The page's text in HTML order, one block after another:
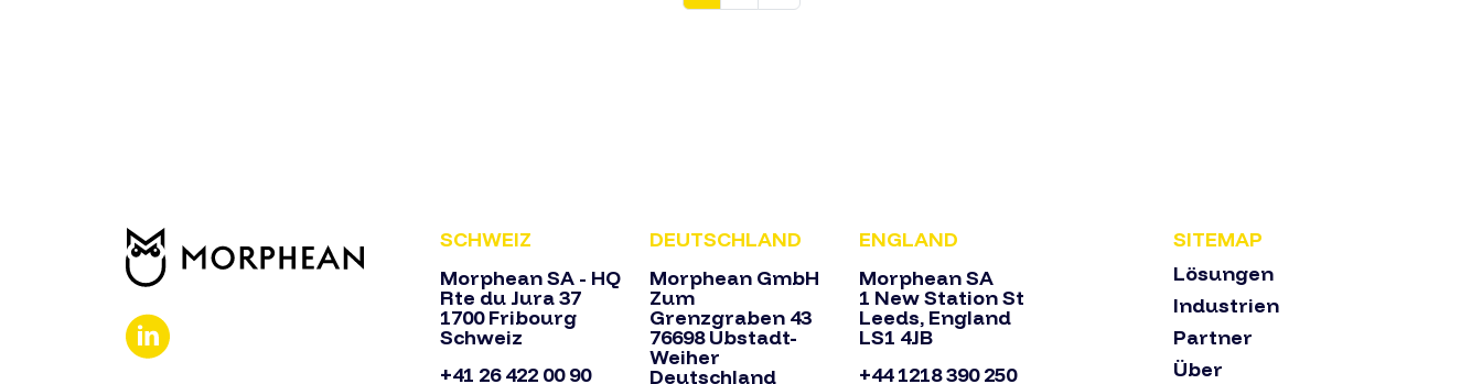
SCHWEIZ
Morphean SA - HQ
Rte du Jura 37
1700 Fribourg
Schweiz
+41 26 422 00 90
DEUTSCHLAND
Morphean GmbH
Zum
Grenzgraben 43
76698 Ubstadt-
Weiher
Deutschland
ENGLAND
Morphean SA
1 New Station St
Leeds, England
LS1 4JB
+44 1218 390 250
SITEMAP
Lösungen
Industrien
Partner
Über